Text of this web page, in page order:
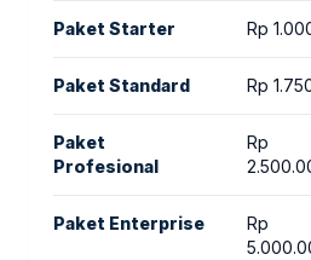
Paket Starter Rp
Paket Standard Rp
Paket
Profesional
Rp
Paket Enterprise
Rp